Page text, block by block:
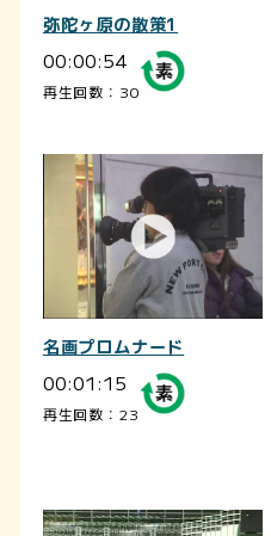
弥陀ヶ原の散策1
00:00:54
再生回数：30
名画プロムナード
00:01:15
再生回数：23